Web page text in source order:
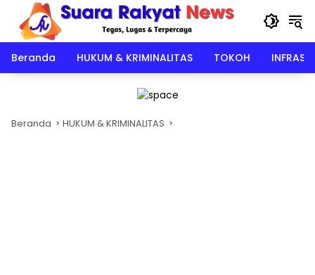
Langsung
konten
Beranda
HUKUM & KRIMINALITAS TOKOH
Beranda HUKUM & KRIMINALITAS